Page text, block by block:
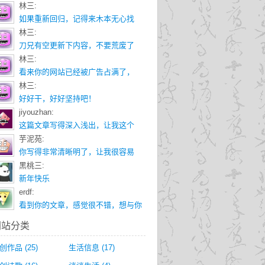
林三:
如果重新回归，记得来木本无心找
林三:
刀兄有空更新下内容，不要荒废了
林三:
看来你的网站已经被广告占满了，
林三:
好好干，好好坚持吧！
jiyouzhan:
这篇文章写得深入浅出，让我这个
芋泥苑:
你写得非常清晰明了，让我很容易
黑桃三:
新年快乐
erdf:
看到你的文章，感觉很不错，想与你
分类
作品 (25) 生活信息 (17)